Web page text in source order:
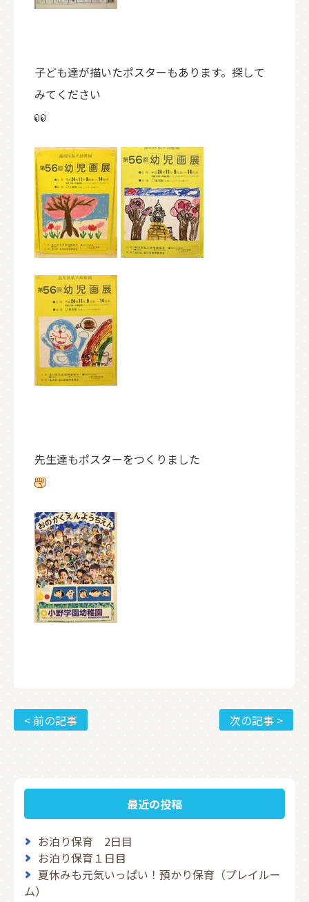
子ども達が描いたポスターもあります。探して
みてください
先生達もポスターをつくりました
< 前の記事 次の記事 >
最近の投稿
お泊り保育 2日目
お泊り保育１日目
夏休みも元気いっぱい！預かり保育（プレイルー
ム）